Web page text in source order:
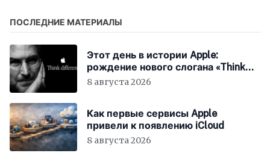
ПОСЛЕДНИЕ МАТЕРИАЛЫ
Этот день в истории Apple:
рождение нового слогана «Think
Different»
8 августа 2026
Как первые сервисы Apple
привели к появлению iCloud
8 августа 2026